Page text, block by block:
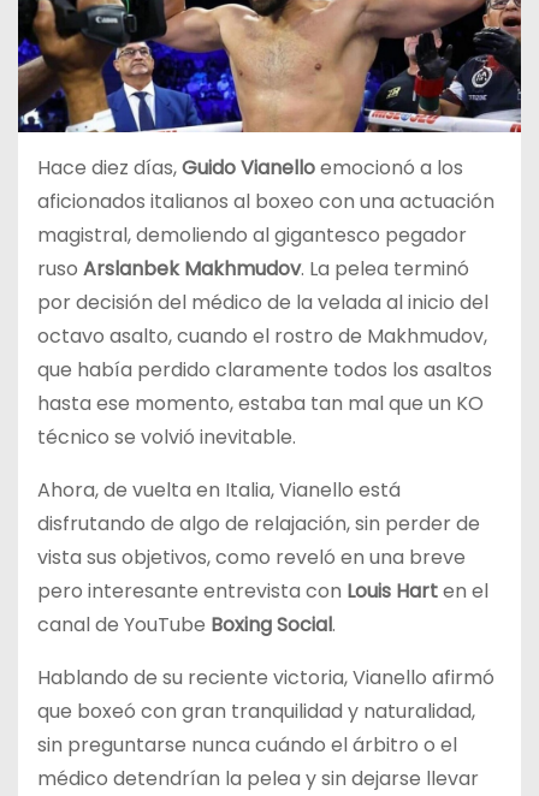
Hace diez días,Guido Vianelloemocionó a los
aficionados italianos al boxeo con una actuación
magistral, demoliendo al gigantesco pegador
ruso Arslanbek Makhmudov. La pelea terminó
por decisión del médico de la velada al inicio del
octavo asalto, cuando el rostro de Makhmudov,
que había perdido claramente todos los asaltos
hasta ese momento, estaba tan mal que un KO
técnico se volvió inevitable.
Ahora, de vuelta en Italia, Vianello está
disfrutando de algo de relajación, sin perder de
vista sus objetivos, como reveló en una breve
pero interesante entrevista con Louis Harten el
canal de YouTube Boxing Social.
Hablando de su reciente victoria, Vianello afirmó
que boxeó con gran tranquilidad y naturalidad,
sin preguntarse nunca cuándo el árbitro o el
médico detendrían la pelea y sin dejarse llevar